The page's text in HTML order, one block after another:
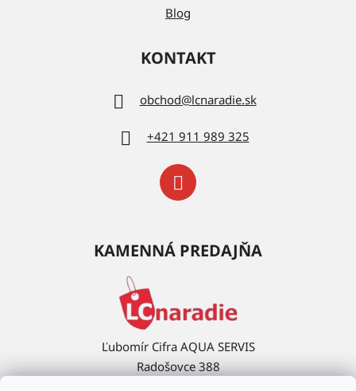
Blog
KONTAKT
obchod@lcnaradie.sk
+421 911 989 325
KAMENNÁ PREDAJŇA
Ľubomír Cifra AQUA SERVIS
Radošovce 388